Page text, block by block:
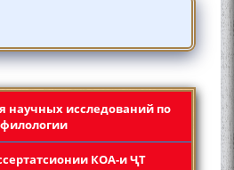
научных исследований по
КОА-и ҶТ
СОМОНӢ